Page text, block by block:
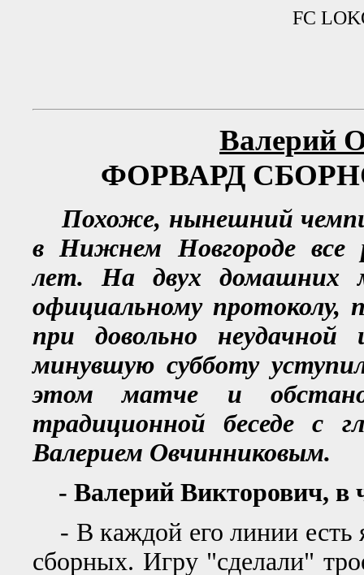
FC
ФОРВАРД
Похоже, нынешний
в Нижнем Новгороде все
лет. На двух домашних
официальному протоколу,
при довольно
минувшую субботу
этом матче и
традиционной беседе с
Валерием Овчинниковым.
- Валерий Викторович, в
- В каждой его линии есть
сборных. Игру "сделали"